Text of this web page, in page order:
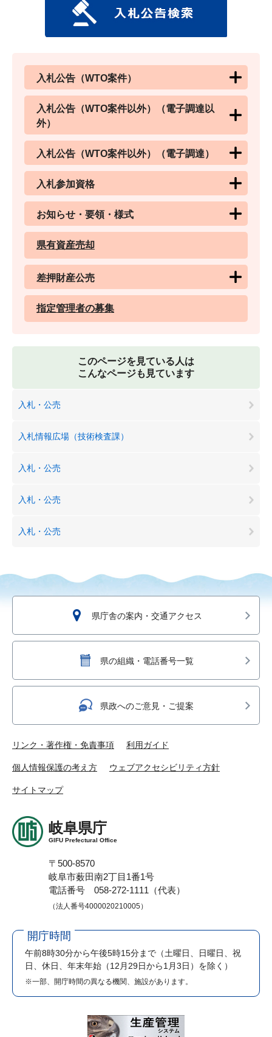
入札公告（WTO案件）
入札公告（WTO案件以外）（電子調達以
外）
入札公告（WTO案件以外）（電子調達）
入札参加資格
お知らせ・要領・様式
県有資産売却
差押財産公売
指定管理者の募集
このページを見ている人は
こんなページも見ています
入札・公売
入札情報広場（技術検査課）
入札・公売
入札・公売
入札・公売
県庁舎の案内・交通アクセス
県の組織・電話番号一覧
県政へのご意見・ご提案
リンク・著作権・免責事項 利用ガイド
個人情報保護の考え方 ウェブアクセシビリティ方針
サイトマップ
岐阜県庁
GIFU Prefectural Office
〒500-8570
岐阜市薮田南2丁目1番1号
電話番号 058-272-1111（代表）
（法人番号4000020210005）
開庁時間
午前8時30分から午後5時15分まで （土曜日、日曜日、祝
日、休日、年末年始（12月29日から1月3日）を除く）
※一部、開庁時間の異なる機関、施設があります。